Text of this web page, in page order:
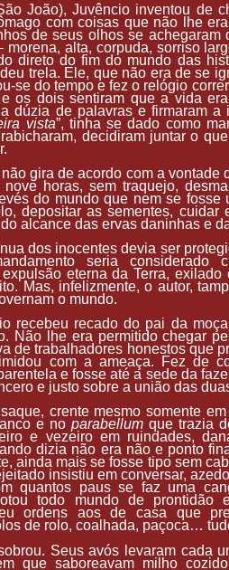
João), Juvêncio inventou de
com coisas que não lhe
de seus olhos se achegaram
morena, alta, corpuda, sorriso
direto do fim do mundo das
trela. Ele, que não era de se
se do tempo e fez o relógio
os dois sentiram que a vida
dúzia de palavras e firmaram
vista”, tinha se dado como
decidiram juntar o
gira de acordo com a vontade
nove horas, sem traquejo,
do mundo que nem se
depositar as sementes, cuidar
alcance das ervas daninhas e
dos inocentes devia ser
seria considerado
eterna da Terra,
Mas, infelizmente, o autor,
o mundo.
recebeu recado do pai da
Não lhe era permitido chegar
de trabalhadores honestos que
com a ameaça. Fez de
e fosse até a sede da
e justo sobre a união das
crente mesmo somente
e no parabellum que trazia
e vezeiro em ruindades,
dizia não era não e ponto
ainda mais se fosse tipo sem
insistiu em conversar,
quantos paus se faz uma
todo mundo de prontidão
ordens aos de casa que
de rolo, coalhada, paçoca…
Seus avós levaram cada
que saboreavam milho